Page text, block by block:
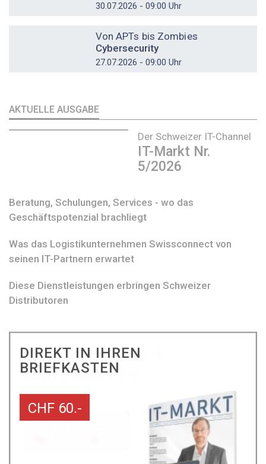
30.07.2026 - 09:00 Uhr
Von APTs bis Zombies
Cybersecurity
27.07.2026 - 09:00 Uhr
AKTUELLE AUSGABE
Der Schweizer IT-Channel
IT-Markt Nr.
5/2026
Beratung, Schulungen, Services - wo das
Geschäftspotenzial brachliegt
Was das Logistikunternehmen Swissconnect von
seinen IT-Partnern erwartet
Diese Dienstleistungen erbringen Schweizer
Distributoren
DIREKT IN IHREN
BRIEFKASTEN
CHF 60.-